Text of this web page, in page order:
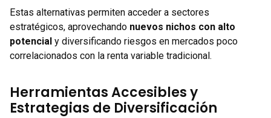
Estas alternativas permiten acceder a sectores
estratégicos, aprovechando nuevos nichos con alto
potencial y diversificando riesgos en mercados poco
correlacionados con la renta variable tradicional.
Herramientas Accesibles y
Estrategias de Diversificación